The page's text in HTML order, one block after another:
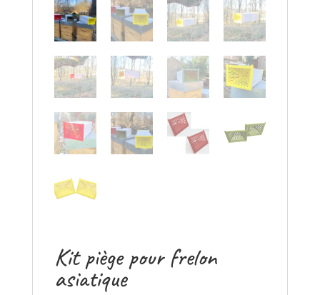
Kit piège pour frelon
asiatique